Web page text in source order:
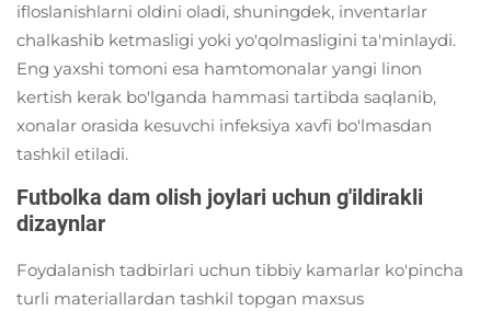
ifloslanishlarni oldini oladi, shuningdek, inventarlar
chalkashib ketmasligi yoki yo'qolmasligini ta'minlaydi.
Eng yaxshi tomoni esa hamtomonalar yangi linon
kertish kerak bo'lganda hammasi tartibda saqlanib,
xonalar orasida kesuvchi infeksiya xavfi bo'lmasdan
tashkil etiladi.
Futbolka dam olish joylari uchun g'ildirakli
dizaynlar
Foydalanish tadbirlari uchun tibbiy kamarlar ko'pincha
turli materiallardan tashkil topgan maxsus